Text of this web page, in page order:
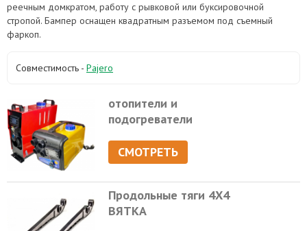
реечным домкратом, работу с рывковой или буксировочной
стропой. Бампер оснащен квадратным разъемом под съемный
фаркоп.
Совместимость - Pajero
отопители и
подогреватели
СМОТРЕТЬ
Продольные тяги 4Х4
ВЯТКА